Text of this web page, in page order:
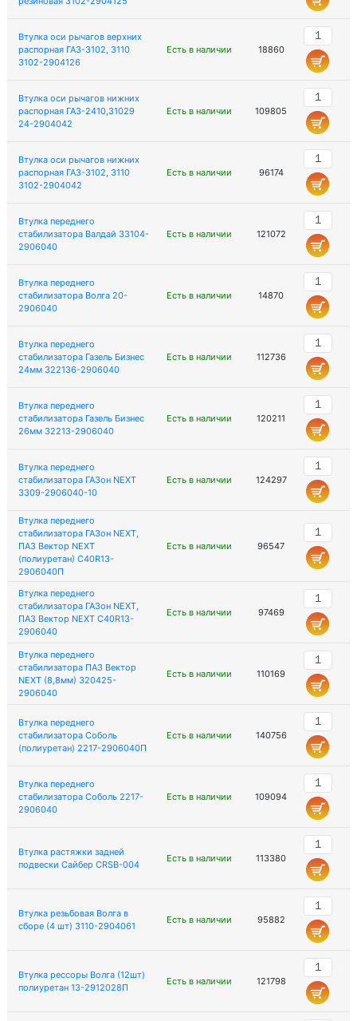
Втулка оси рычагов верхних
распорная ГАЗ-3102, 3110
3102-2904126
Есть в наличии 18860
Втулка оси рычагов нижних
распорная ГАЗ-2410,31029
24-2904042
Есть в наличии 109805
Втулка оси рычагов нижних
распорная ГАЗ-3102, 3110
3102-2904042
Есть в наличии 96174
Втулка переднего
стабилизатора Валдай 33104-
2906040
Есть в наличии 121072
Втулка переднего
стабилизатора Волга 20-
2906040
Есть в наличии 14870
Втулка переднего
стабилизатора Газель Бизнес
24мм 322136-2906040
Есть в наличии 112736
Втулка переднего
стабилизатора Газель Бизнес
26мм 32213-2906040
Есть в наличии 120211
Втулка переднего
стабилизатора ГАЗон NEXT
3309-2906040-10
Есть в наличии 124297
Втулка переднего
стабилизатора ГАЗон NEXT,
ПАЗ Вектор NEXT
(полиуретан) C40R13-
2906040П
Есть в наличии 96547
Втулка переднего
стабилизатора ГАЗон NEXT,
ПАЗ Вектор NEXT C40R13-
2906040
Есть в наличии 97469
Втулка переднего
стабилизатора ПАЗ Вектор
NEXT (8,8мм) 320425-
2906040
Есть в наличии 110169
Втулка переднего
стабилизатора Соболь
(полиуретан) 2217-2906040П
Есть в наличии 140756
Втулка переднего
стабилизатора Соболь 2217-
2906040
Есть в наличии 109094
Втулка растяжки задней
подвески Сайбер CRSB-004
Есть в наличии 113380
Втулка резьбовая Волга в
сборе (4 шт) 3110-2904061
Есть в наличии 95882
Втулка рессоры Волга (12шт)
полиуретан 13-2912028П
Есть в наличии 121798